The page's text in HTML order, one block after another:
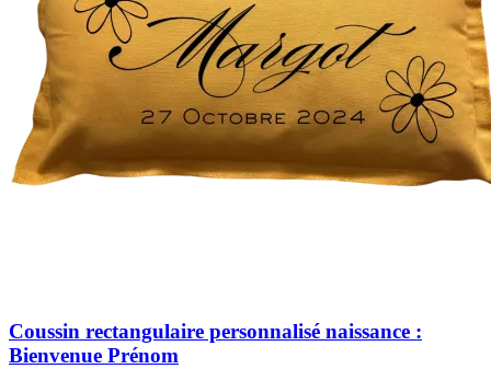
Coussin rectangulaire personnalisé naissance :
Bienvenue Prénom